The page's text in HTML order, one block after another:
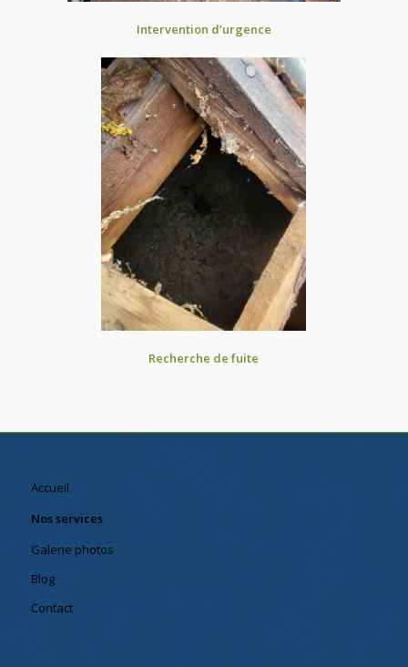
Intervention d’urgence
Recherche de fuite
Accueil
Nos services
Galerie photos
Blog
Contact